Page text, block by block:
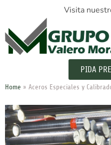
Visita
PIDA
Home » Aceros Especiales y